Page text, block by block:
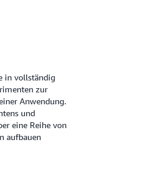
in vollständig
zur
Anwendung.
und
eine Reihe von
aufbauen